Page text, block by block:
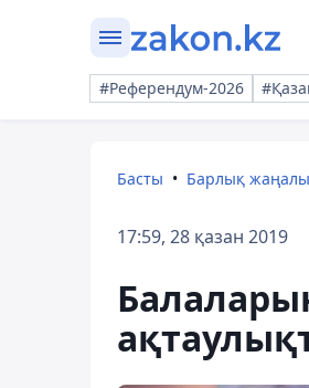
#Референдум-2026
Басты Барлық
17:59, 28 қазан 2019